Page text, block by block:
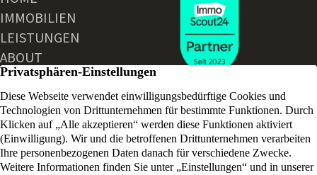
IMMOBILIEN
LEISTUNGEN
ABOUT
AKTUELLE NEWS
KONTAKT